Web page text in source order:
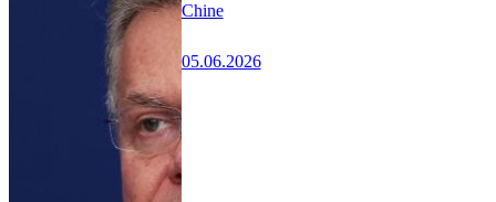
Chine
05.06.2026